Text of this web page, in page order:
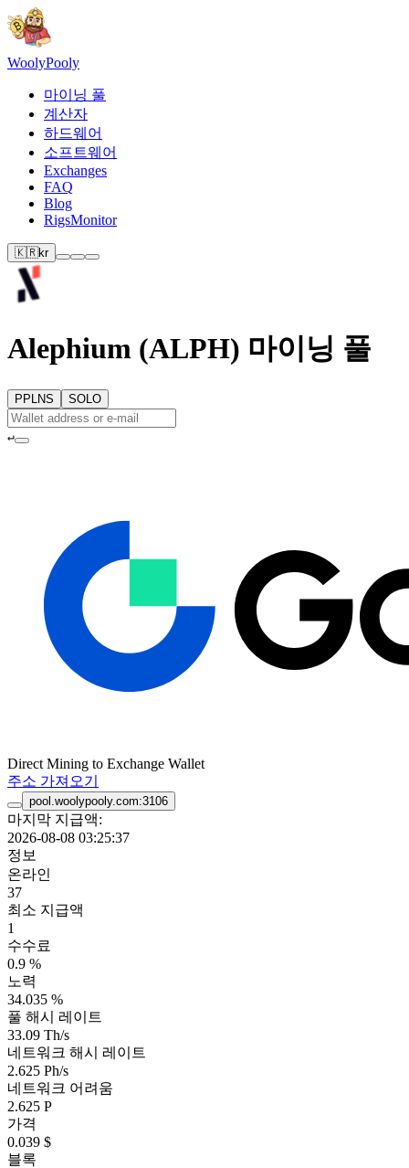
WoolyPooly
마이닝 풀
계산자
하드웨어
소프트웨어
Exchanges
FAQ
Blog
RigsMonitor
🇰🇷kr
Alephium (ALPH) 마이닝 풀
PPLNS SOLO
↵
Direct Mining to Exchange Wallet
주소 가져오기
pool.woolypooly.com:3106
마지막 지급액:
2026-08-08 03:25:37
정보
온라인
37
최소 지급액
1
수수료
0.9 %
노력
34.035 %
풀 해시 레이트
33.09 Th/s
네트워크 해시 레이트
2.625 Ph/s
네트워크 어려움
2.625 P
가격
0.039 $
블록